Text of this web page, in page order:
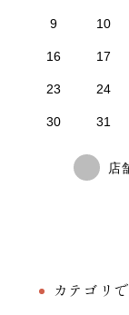
カテゴリ
9 10
16 17
23 24
30 31
店